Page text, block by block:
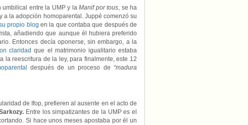
entre la UMP y laManif por tous, se ha
la adopción homoparental. Juppé comenzó su
propio blog en la que contaba que después de
añadiendo que aunque él hubiera preferido
Entonces decía oponerse, sin embargo, a la
claridad que el matrimonio igualitario estaba
la reescritura de la ley, para finalmente, este 12
después de un proceso de “madura
de Ifop, prefieren al ausente en el acto de
Entre los simpatizantes de la UMP es el
Si hace unos meses apostaba por él un